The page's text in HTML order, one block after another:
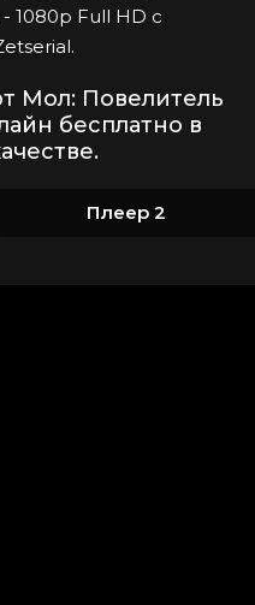
1080p Full HD с
Мол: Повелитель
бесплатно в
Плеер 2